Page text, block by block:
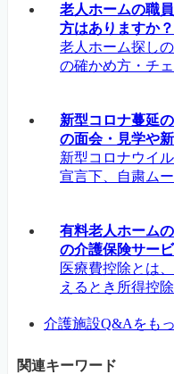
老人ホームの職
方はありますか？
老人ホーム探し
の確かめ方・チ
新型コロナ蔓延
の面会・見学や
新型コロナウイ
宣言下、自粛ム
有料老人ホーム
の介護保険サー
医療費控除とは
えるとき所得控
介護施設Q&Aをも
関連キーワード